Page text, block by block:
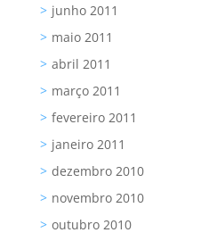
junho 2011
maio 2011
abril 2011
março 2011
fevereiro 2011
janeiro 2011
dezembro 2010
novembro 2010
outubro 2010